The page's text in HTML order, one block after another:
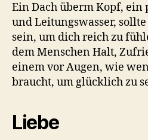
Ein Dach überm Kopf, ein
und Leitungswasser,
sein, um dich reich zu
dem Menschen Halt,
einem vor Augen, wie
braucht, um glücklich zu
Liebe